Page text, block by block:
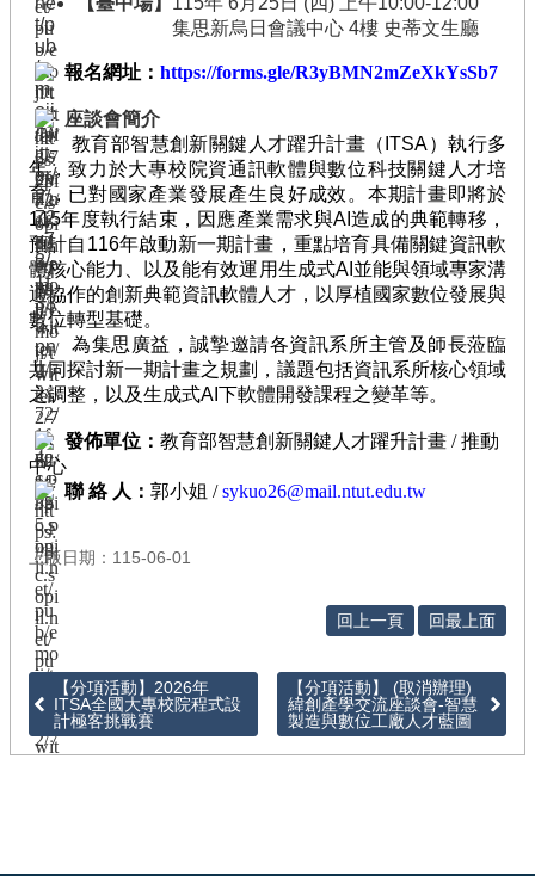
動
花
絮
知
識
地
圖
前
期
計
畫
徵
件
管
考
回
首
頁
網
站
導
集思新烏日會議中心 4樓 史蒂文生廳
報名網址： https://forms.gle/R3yBMN2mZeXkYsSb7
座談會簡介
教育部智慧創新關鍵人才躍升計畫（ITSA）執行多
年，致力於大專校院資通訊軟體與數位科技關鍵人才培
育，已對國家產業發展產生良好成效。本期計畫即將於
115年度執行結束，因應產業需求與AI造成的典範轉移，
預計自116年啟動新一期計畫，重點培育具備關鍵資訊軟
體核心能力、以及能有效運用生成式AI並能與領域專家溝
通協作的創新典範資訊軟體人才，以厚植國家數位發展與
數位轉型基礎。
為集思廣益，誠摯邀請各資訊系所主管及師長蒞臨
共同探討新一期計畫之規劃，議題包括資訊系所核心領域
之調整，以及生成式AI下軟體開發課程之變革等。
發佈單位： 教育部智慧創新關鍵人才躍升計畫 / 推動
中心
聯 絡 人： 郭小姐 /sykuo26@mail.ntut.edu.tw
上版日期：115-06-01
回上一頁 回最上面
【分項活動】2026年
ITSA全國大專校院程式設
計極客挑戰賽
【分項活動】 (取消辦理)
緯創產學交流座談會-智慧
製造與數位工廠人才藍圖